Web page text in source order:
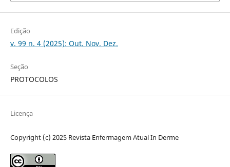
Edição
v. 99 n. 4 (2025): Out. Nov. Dez.
Seção
PROTOCOLOS
Licença
Copyright (c) 2025 Revista Enfermagem Atual In Derme